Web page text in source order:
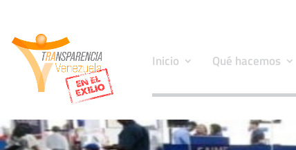
Inicio Qué hacemos